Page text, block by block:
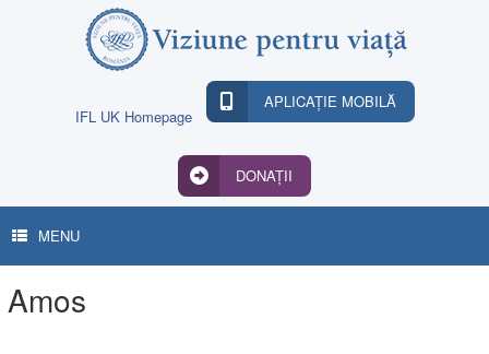
IFL UK Homepage
APLICAȚIE MOBILĂ
DONAȚII
MENU
Amos